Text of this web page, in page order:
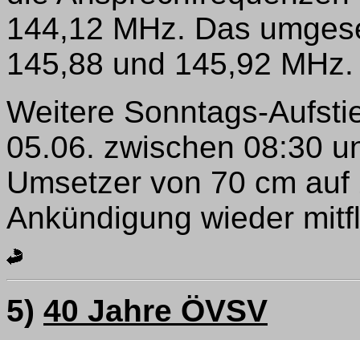
144,12 MHz. Das
145,88 und 145,92 MHz.
Weitere Sonntags-
05.06. zwischen 08:30
Umsetzer von 70 cm
Ankündigung wieder
5) 40 Jahre ÖVSV